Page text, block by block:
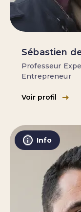
Sébastien
Professeur
Entrepreneur
Voir profil
Info